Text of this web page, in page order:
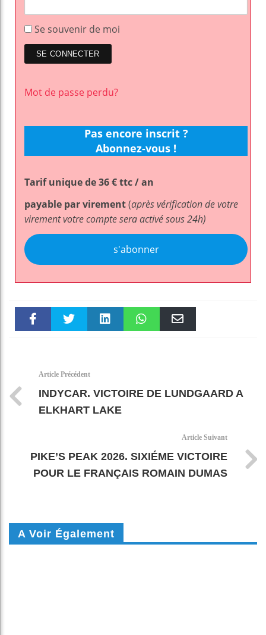
Se souvenir de moi
Mot de passe perdu?
Pas encore inscrit ?
Abonnez-vous !
Tarif unique de 36 € ttc / an
payable par virement(après vérification de votre
virement votre compte sera activé sous 24h)
s'abonner
Article Précédent
INDYCAR. VICTOIRE DE LUNDGAARD A
ELKHART LAKE
Article Suivant
PIKE’S PEAK 2026. SIXIÉME VICTOIRE
POUR LE FRANÇAIS ROMAIN DUMAS
A Voir Également